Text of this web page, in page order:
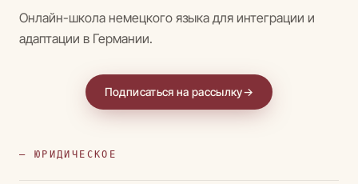
Онлайн-школа немецкого языка для интеграции и
адаптации в Германии.
Подписаться на рассылку→
— ЮРИДИЧЕСКОЕ